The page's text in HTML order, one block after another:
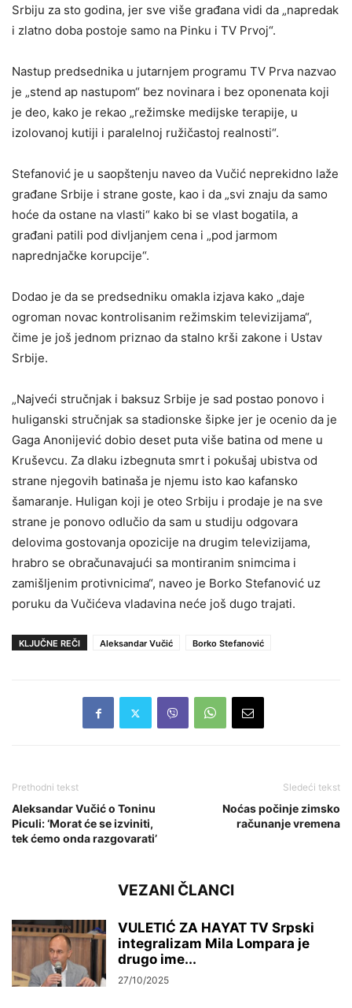
Srbiju za sto godina, jer sve više građana vidi da „napredak
i zlatno doba postoje samo na Pinku i TV Prvoj“.
Nastup predsednika u jutarnjem programu TV Prva nazvao
je „stend ap nastupom“ bez novinara i bez oponenata koji
je deo, kako je rekao „režimske medijske terapije, u
izolovanoj kutiji i paralelnoj ružičastoj realnosti“.
Stefanović je u saopštenju naveo da Vučić neprekidno laže
građane Srbije i strane goste, kao i da „svi znaju da samo
hoće da ostane na vlasti“ kako bi se vlast bogatila, a
građani patili pod divljanjem cena i „pod jarmom
naprednjačke korupcije“.
Dodao je da se predsedniku omakla izjava kako „daje
ogroman novac kontrolisanim režimskim televizijama“,
čime je još jednom priznao da stalno krši zakone i Ustav
Srbije.
„Najveći stručnjak i baksuz Srbije je sad postao ponovo i
huliganski stručnjak sa stadionske šipke jer je ocenio da je
Gaga Anonijević dobio deset puta više batina od mene u
Kruševcu. Za dlaku izbegnuta smrt i pokušaj ubistva od
strane njegovih batinaša je njemu isto kao kafansko
šamaranje. Huligan koji je oteo Srbiju i prodaje je na sve
strane je ponovo odlučio da sam u studiju odgovara
delovima gostovanja opozicije na drugim televizijama,
hrabro se obračunavajući sa montiranim snimcima i
zamišljenim protivnicima“, naveo je Borko Stefanović uz
poruku da Vučićeva vladavina neće još dugo trajati.
KLJUČNE REČI Aleksandar Vučić Borko Stefanović
Prethodni tekst
Aleksandar Vučić o Toninu
Piculi: ‘Morat će se izviniti,
tek ćemo onda razgovarati’
Sledeći tekst
Noćas počinje zimsko
računanje vremena
VEZANI ČLANCI
VULETIĆ ZA HAYAT TV Srpski
integralizam Mila Lompara je
drugo ime...
27/10/2025